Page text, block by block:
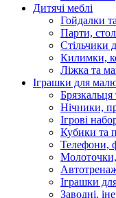
Дитячі меблі
Гойдалки
Парти,
Стільчики
Килимки,
Ліжка та
Іграшки для
Брязкальця
Нічники,
Ігрові
Кубики та
Телефони,
Іграшки
Заводні,